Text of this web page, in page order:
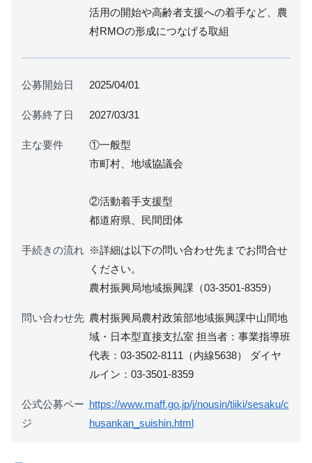
活⽤の開始や⾼齢者⽀援への着⼿など、農
村RMOの形成につなげる取組
公募開始日 2025/04/01
公募終了日 2027/03/31
主な要件
①⼀般型
市町村、地域協議会
②活動着⼿⽀援型
都道府県、⺠間団体
手続きの流れ ※詳細は以下の問い合わせ先までお問合せ
ください。
農村振興局地域振興課（03-3501-8359）
問い合わせ先 農村振興局農村政策部地域振興課中山間地
域・日本型直接支払室 担当者：事業指導班
代表：03-3502-8111（内線5638） ダイヤ
ルイン：03-3501-8359
公式公募ペー
ジ
https://www.maff.go.jp/j/nousin/tiiki/sesaku/c
husankan_suishin.html